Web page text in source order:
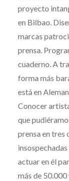
proyecto
en Bilbao.
marcas
prensa.
cuaderno. A
forma más
está en
Conocer
que
prensa en tres
actuar en él
más de